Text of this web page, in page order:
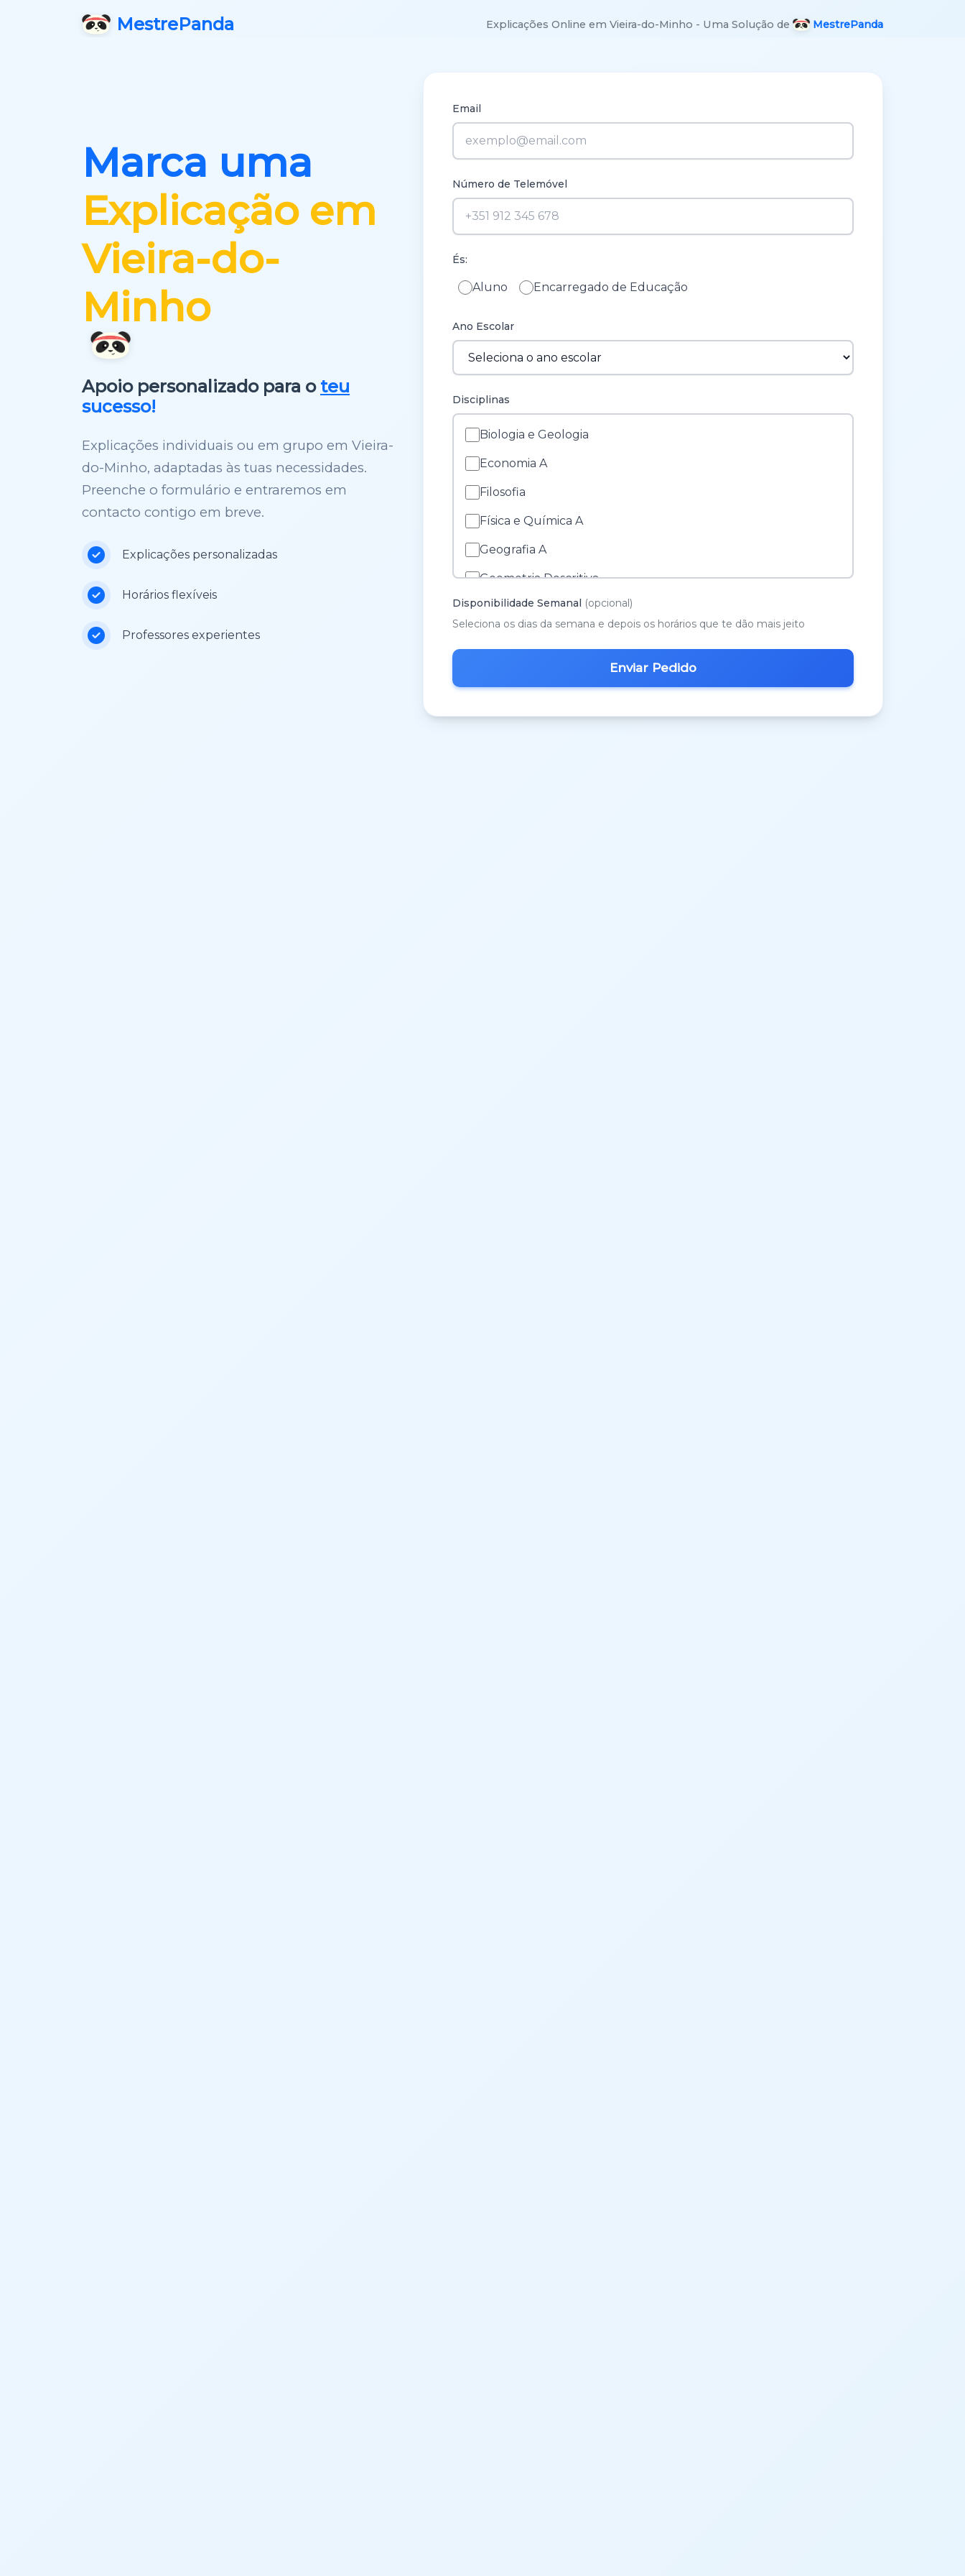
MestrePanda Explicações Online em Vieira-do-Minho - Uma Solução de MestrePanda
Marca uma
Explicação em
Vieira-do-
Minho
Apoio personalizado para o teu
sucesso!
Explicações individuais ou em grupo em Vieira-
do-Minho, adaptadas às tuas necessidades.
Preenche o formulário e entraremos em
contacto contigo em breve.
Explicações personalizadas
Horários flexíveis
Professores experientes
Email
Número de Telemóvel
És:
Aluno Encarregado de Educação
Ano Escolar
Disciplinas
Biologia e Geologia
Economia A
Filosofia
Física e Química A
Geografia A
Geometria Descritiva
História A
M.A.C.S.
Matemática 3º Ciclo
Disponibilidade Semanal (opcional)
Seleciona os dias da semana e depois os horários que te dão mais jeito